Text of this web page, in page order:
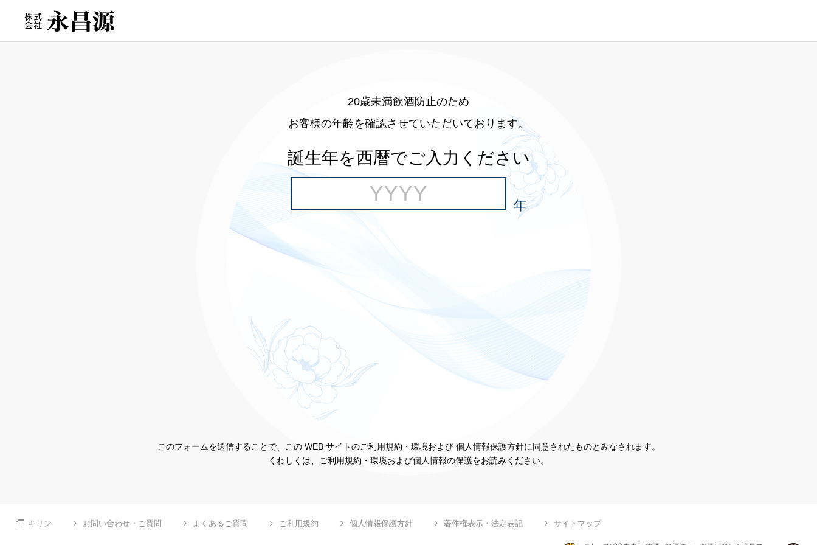
20歳未満飲酒防止のため
お客様の年齢を確認させていただいております。
誕生年を西暦でご入力ください
年
このフォームを送信することで、この WEB サイトのご利用規約・環境および 個人情報保護方針に同意されたものとみなされます。
くわしくは、ご利用規約・環境および個人情報の保護をお読みください。
キリン お問い合わせ・ご質問 よくあるご質問 ご利用規約 個人情報保護方針 著作権表示・法定表記 サイトマップ